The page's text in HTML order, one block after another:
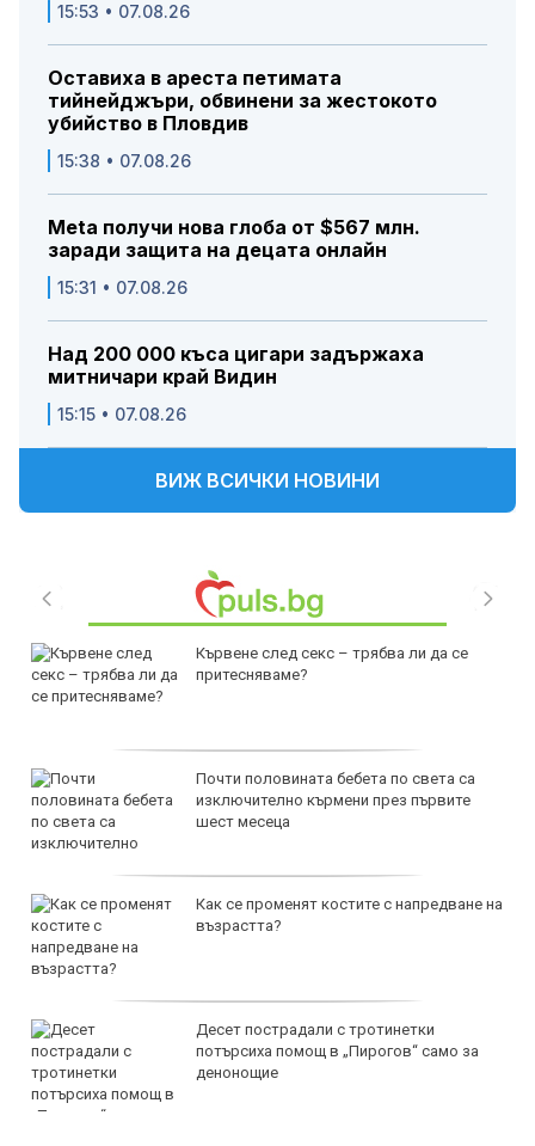
15:53 • 07.08.26
Оставиха в ареста петимата
тийнейджъри, обвинени за жестокото
убийство в Пловдив
15:38 • 07.08.26
Meta получи нова глоба от $567 млн.
заради защита на децата онлайн
15:31 • 07.08.26
Над 200 000 къса цигари задържаха
митничари край Видин
15:15 • 07.08.26
ВИЖ ВСИЧКИ НОВИНИ
Кървене след секс – трябва ли да се
притесняваме?
Почти половината бебета по света са
изключително кърмени през първите
шест месеца
Как се променят костите с напредване на
възрастта?
Десет пострадали с тротинетки
потърсиха помощ в „Пирогов“ само за
денонощие